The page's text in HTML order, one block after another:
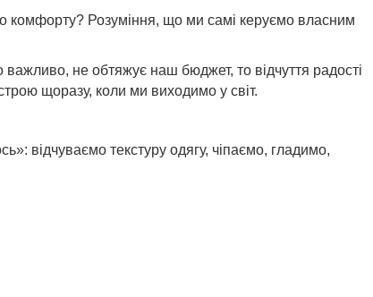
комфорту? Розуміння, що ми самі керуємо власним
не обтяжує наш бюджет, то відчуття радості
щоразу, коли ми виходимо у світ.
відчуваємо текстуру одягу, чіпаємо, гладимо,